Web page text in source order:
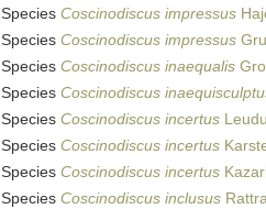
Species Coscinodiscus impressus
Species Coscinodiscus impressus
Species Coscinodiscus inaequalis
Species Coscinodiscus
Species Coscinodiscus incertus
Species Coscinodiscus incertus
Species Coscinodiscus incertus
Species Coscinodiscus inclusus